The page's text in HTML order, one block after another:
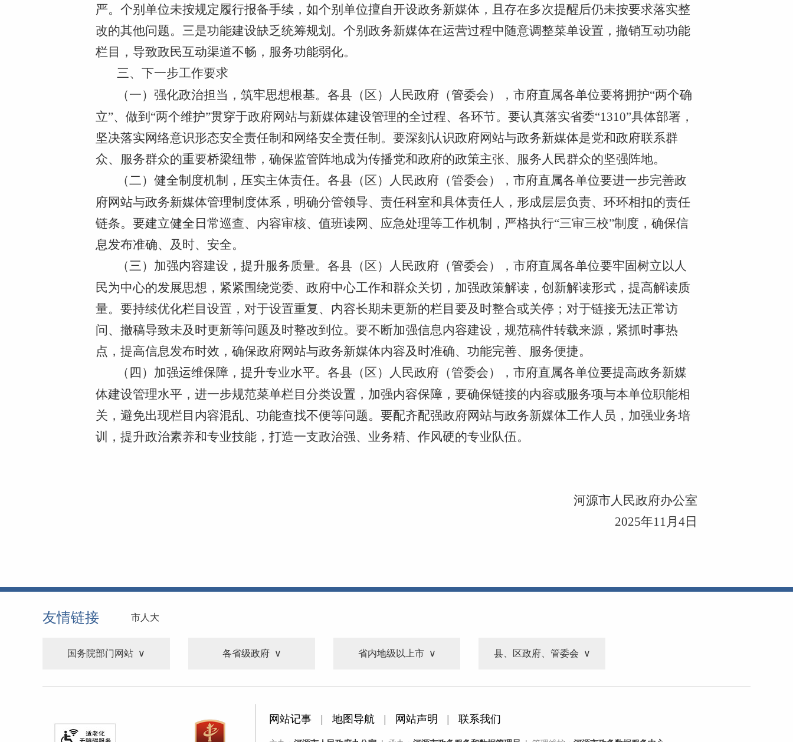
严。个别单位未按规定履行报备手续，如个别单位擅自开设政务新媒体，且存在多次提醒后仍未按要求落实整
改的其他问题。三是功能建设缺乏统筹规划。个别政务新媒体在运营过程中随意调整菜单设置，撤销互动功能
栏目，导致政民互动渠道不畅，服务功能弱化。
三、下一步工作要求
（一）强化政治担当，筑牢思想根基。各县（区）人民政府（管委会），市府直属各单位要将拥护“两个确
立”、做到“两个维护”贯穿于政府网站与新媒体建设管理的全过程、各环节。要认真落实省委“1310”具体部署，
坚决落实网络意识形态安全责任制和网络安全责任制。要深刻认识政府网站与政务新媒体是党和政府联系群
众、服务群众的重要桥梁纽带，确保监管阵地成为传播党和政府的政策主张、服务人民群众的坚强阵地。
（二）健全制度机制，压实主体责任。各县（区）人民政府（管委会），市府直属各单位要进一步完善政
府网站与政务新媒体管理制度体系，明确分管领导、责任科室和具体责任人，形成层层负责、环环相扣的责任
链条。要建立健全日常巡查、内容审核、值班读网、应急处理等工作机制，严格执行“三审三校”制度，确保信
息发布准确、及时、安全。
（三）加强内容建设，提升服务质量。各县（区）人民政府（管委会），市府直属各单位要牢固树立以人
民为中心的发展思想，紧紧围绕党委、政府中心工作和群众关切，加强政策解读，创新解读形式，提高解读质
量。要持续优化栏目设置，对于设置重复、内容长期未更新的栏目要及时整合或关停；对于链接无法正常访
问、撤稿导致未及时更新等问题及时整改到位。要不断加强信息内容建设，规范稿件转载来源，紧抓时事热
点，提高信息发布时效，确保政府网站与政务新媒体内容及时准确、功能完善、服务便捷。
（四）加强运维保障，提升专业水平。各县（区）人民政府（管委会），市府直属各单位要提高政务新媒
体建设管理水平，进一步规范菜单栏目分类设置，加强内容保障，要确保链接的内容或服务项与本单位职能相
关，避免出现栏目内容混乱、功能查找不便等问题。要配齐配强政府网站与政务新媒体工作人员，加强业务培
训，提升政治素养和专业技能，打造一支政治强、业务精、作风硬的专业队伍。
河源市人民政府办公室
2025年11月4日
友情链接 市人大
国务院部门网站 各省级政府 省内地级以上市 县、区政府、管委会
网站记事 地图导航 网站声明 联系我们